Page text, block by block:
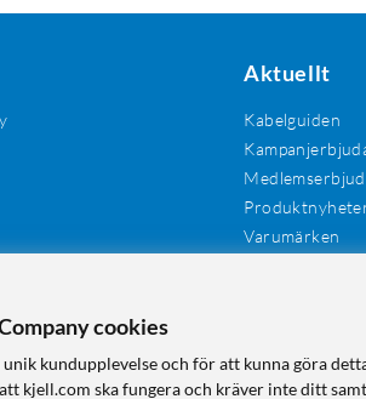
Aktuellt
Kabelguiden
Varumärken
cookies
kundupplevelse och för att kunna göra
kjell.com ska fungera och kräver inte ditt